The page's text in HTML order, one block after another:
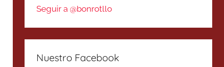
Seguir a @bonrotllo
Nuestro Facebook